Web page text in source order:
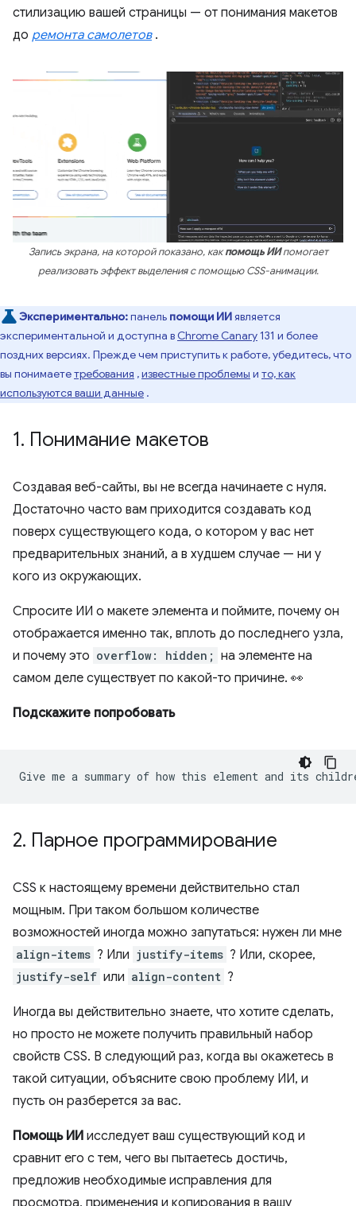
стилизацию вашей страницы — от понимания макетов
до ремонта самолетов.
Запись экрана, на которой показано, какпомощь ИИпомогает
реализовать эффект выделения с помощью CSS-анимации.
Экспериментально:панель помощи ИИявляется
экспериментальной и доступна в Chrome Canary131 и более
поздних версиях. Прежде чем приступить к работе, убедитесь, что
вы понимаететребования ,известные проблемы и то, как
используются ваши данные .
1. Понимание макетов
Создавая веб-сайты, вы не всегда начинаете с нуля.
Достаточно часто вам приходится создавать код
поверх существующего кода, о котором у вас нет
предварительных знаний, а в худшем случае — ни у
кого из окружающих.
Спросите ИИ о макете элемента и поймите, почему он
отображается именно так, вплоть до последнего узла,
и почему это overflow: hidden; на элементе на
самом деле существует по какой-то причине. 👀
Подскажите попробовать
2. Парное программирование
CSS к настоящему времени действительно стал
мощным. При таком большом количестве
возможностей иногда можно запутаться: нужен ли мне
align-items ? Или justify-items ? Или, скорее,
justify-self или align-content ?
Иногда вы действительно знаете, что хотите сделать,
но просто не можете получить правильный набор
свойств CSS. В следующий раз, когда вы окажетесь в
такой ситуации, объясните свою проблему ИИ, и
пусть он разберется за вас.
Помощь ИИ исследует ваш существующий код и
сравнит его с тем, чего вы пытаетесь достичь,
предложив необходимые исправления для